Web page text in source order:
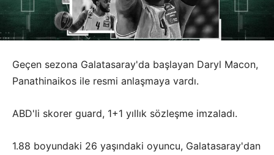
Geçen sezona Galatasaray'da başlayan Daryl Macon,
Panathinaikos ile resmi anlaşmaya vardı.
ABD'li skorer guard, 1+1 yıllık sözleşme imzaladı.
1.88 boyundaki 26 yaşındaki oyuncu, Galatasaray'dan